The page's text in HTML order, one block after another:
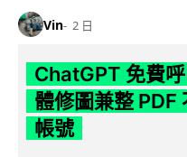
Vin 2 日
ChatGPT 免費
體修圖兼整 PDF
帳號